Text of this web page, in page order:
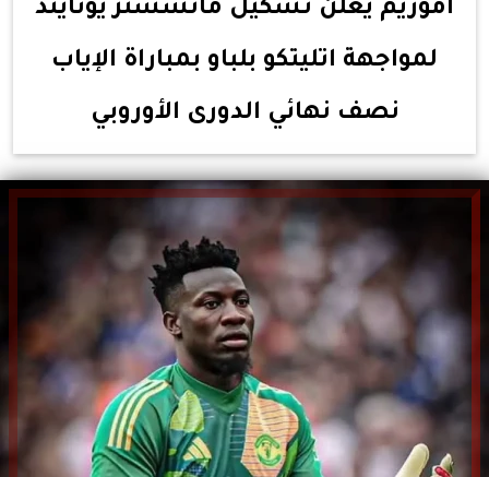
اموريم يعلن تشكيل مانشستر يونايتد
لمواجهة اتليتكو بلباو بمباراة الإياب
نصف نهائي الدورى الأوروبي